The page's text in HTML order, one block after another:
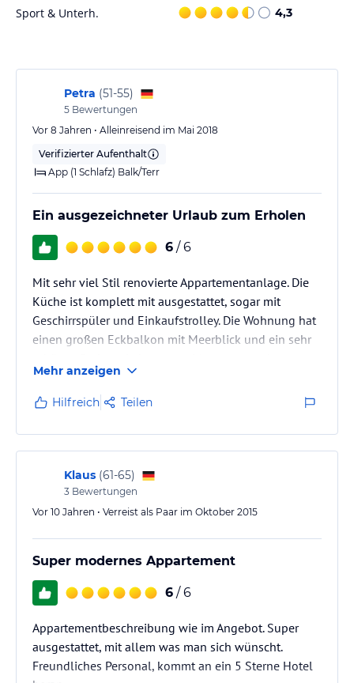
zum Verweilen ein. WLAN ist im gesamten Hotel kostenfrei
verfügbar. Weitere Annehmlichkeiten sind ein Waschsalon und
Hinweis: Verfasst von HolidayCheck mit Hilfe von KI. Alle
Angaben ohne Gewähr. Bitte lies vor der Buchung die
verbindlichenAngebotsdetails
Sport & Unterh. 4,3
Petra (51-55)
5 Bewertungen
Vor 8 Jahren • Alleinreisend im Mai 2018
Verifizierter Aufenthalt
App (1 Schlafz) Balk/Terr
Ein ausgezeichneter Urlaub zum Erholen
6 / 6
Mit sehr viel Stil renovierte Appartementanlage. Die
Küche ist komplett mit ausgestattet, sogar mit
Geschirrspüler und Einkaufstrolley. Die Wohnung hat
einen großen Eckbalkon mit Meerblick und ein sehr
ausreichend Platz im Schrank. Allerdings sind die
Zimmer sehr hellhörig.
Mehr anzeigen
Hilfreich Teilen
Klaus (61-65)
3 Bewertungen
Vor 10 Jahren • Verreist als Paar im Oktober 2015
Super modernes Appartement
6 / 6
Appartementbeschreibung wie im Angebot. Super
ausgestattet, mit allem was man sich wünscht.
Freundliches Personal, kommt an ein 5 Sterne Hotel